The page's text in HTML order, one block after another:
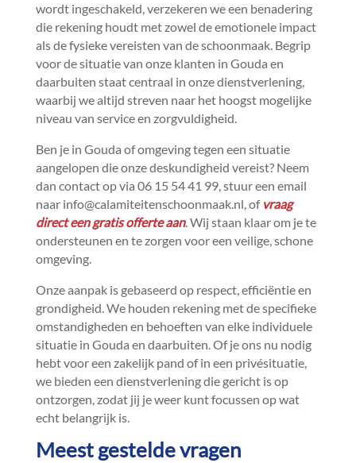
wordt ingeschakeld, verzekeren we een benadering
die rekening houdt met zowel de emotionele impact
als de fysieke vereisten van de schoonmaak.​ Begrip
voor de situatie van onze klanten in Gouda en
daarbuiten staat centraal in onze dienstverlening,
waarbij we altijd streven naar het hoogst mogelijke
niveau van service en zorgvuldigheid.​
Ben je in Gouda of omgeving tegen een situatie
aangelopen die onze deskundigheid vereist? Neem
dan contact op via 06 15 54 41 99, stuur een email
naar info@calamiteitenschoonmaak.​nl, of vraag
direct een gratis offerte aan.​ Wij staan klaar om je te
ondersteunen en te zorgen voor een veilige, schone
omgeving.​
Onze aanpak is gebaseerd op respect, efficiëntie en
grondigheid.​ We houden rekening met de specifieke
omstandigheden en behoeften van elke individuele
situatie in Gouda en daarbuiten.​ Of je ons nu nodig
hebt voor een zakelijk pand of in een privésituatie,
we bieden een dienstverlening die gericht is op
ontzorgen, zodat jij je weer kunt focussen op wat
echt belangrijk is.​
Meest gestelde vragen